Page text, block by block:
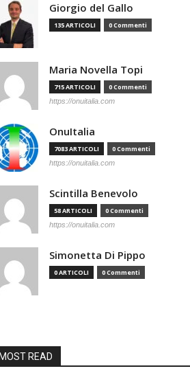
Giorgio del Gallo
135 ARTICOLI 0 Commenti
Maria Novella Topi
715 ARTICOLI 0 Commenti
https://onuitalia.com
OnuItalia
7083 ARTICOLI 0 Commenti
https://onuitalia.com
Scintilla Benevolo
58 ARTICOLI 0 Commenti
https://onuitalia.com
Simonetta Di Pippo
0 ARTICOLI 0 Commenti
READ